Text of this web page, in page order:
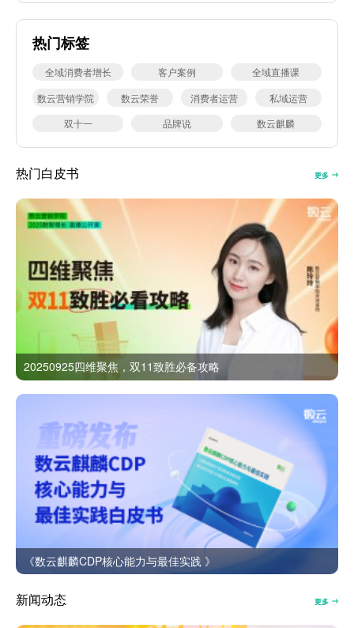
热门标签
全域消费者增长 客户案例
全域直播课
数云营销学院
数云荣誉 消费者运营
私域运营
双十一
品牌说 数云麒麟
热门白皮书 更多
20250925四维聚焦，双11致胜必备攻略
《数云麒麟CDP核心能力与最佳实践 》
新闻动态 更多